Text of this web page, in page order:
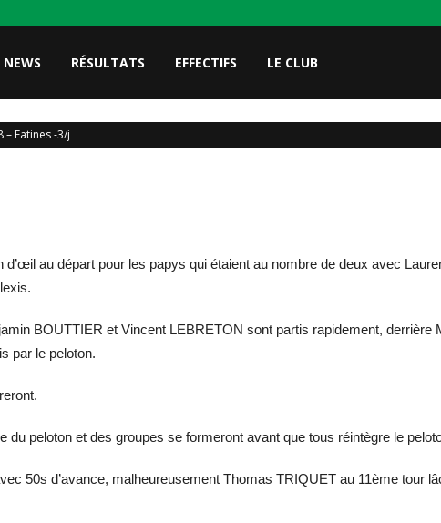
NEWS RÉSULTATS EFFECTIFS LE CLUB
– Fatines -3/j
au départ pour les papys qui étaient au nombre de deux avec
BOUTTIER et Vincent LEBRETON sont partis rapidement,
par le peloton.
du peloton et des groupes se formeront avant que tous réintègre le
50s d’avance, malheureusement Thomas TRIQUET au 11ème tour